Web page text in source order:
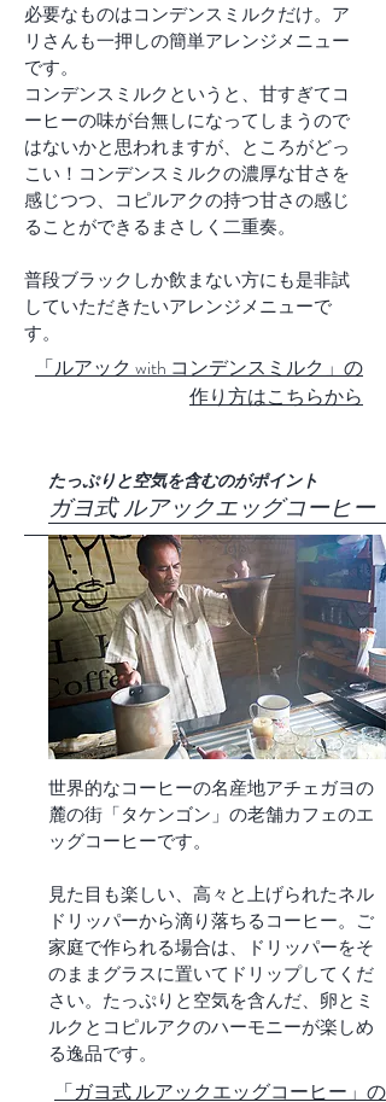
必要なものはコンデンスミルクだけ。ア
リさんも一押しの簡単アレンジメニュー
です。
コンデンスミルクというと、甘すぎてコ
ーヒーの味が台無しになってしまうので
はないかと思われますが、ところがどっ
こい！ コンデンスミルクの濃厚な甘さを
感じつつ、コピルアクの持つ甘さの感じ
ることができるまさしく二重奏。
​普段ブラックしか飲まない方にも是非試
していただきたいアレンジメニューで
す。
​「ルアック with コンデンスミルク」の
作り方はこちらから
​たっぷりと空気を含むのがポイント
​ガヨ式 ルアックエッグコーヒー
​世界的なコーヒーの名産地アチェガヨの
麓の街「タケンゴン」の老舗カフェのエ
ッグコーヒーです。
見た目も楽しい、高々と上げられたネル
ドリッパーから滴り落ちるコーヒー。ご
家庭で作られる場合は、ドリッパーをそ
のままグラスに置いてドリップしてくだ
さい。 たっぷりと空気を含んだ、卵とミ
ルクとコピルアクのハーモニーが楽しめ
る逸品です。
​「ガヨ式 ルアックエッグコーヒー」の